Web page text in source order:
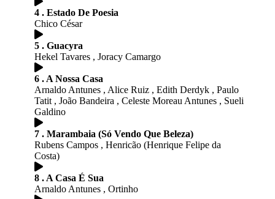
4 . Estado De Poesia
Chico César
5 . Guacyra
Hekel Tavares , Joracy Camargo
6 . A Nossa Casa
Arnaldo Antunes , Alice Ruiz , Edith Derdyk , Paulo
Tatit , João Bandeira , Celeste Moreau Antunes , Sueli
Galdino
7 . Marambaia (Só Vendo Que Beleza)
Rubens Campos , Henricão (Henrique Felipe da
Costa)
8 . A Casa É Sua
Arnaldo Antunes , Ortinho